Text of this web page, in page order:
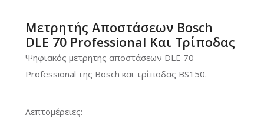
Μετρητής Αποστάσεων Bosch
DLE 70 Professional Και Τρίποδας
Ψηφιακός μετρητής αποστάσεων DLE 70
Professional της Bosch και τρίποδας BS150.
Λεπτομέρειες: